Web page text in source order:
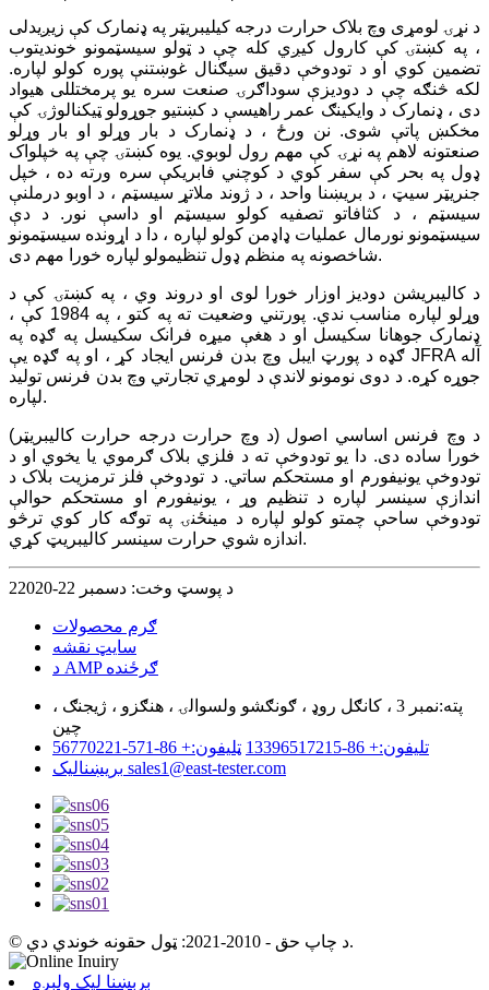
د نړۍ لومړی وچ بلاک حرارت درجه کیلیبریټر په ډنمارک کې زیږیدلی
، په کښتۍ کې کارول کیږي کله چې د ټولو سیسټمونو خوندیتوب
تضمین کوي ​​او د تودوخې دقیق سیګنال غوښتنې پوره کولو لپاره.
لکه څنګه چې د دودیزې سوداګرۍ صنعت سره یو پرمختللی هیواد
دی ، ډنمارک د وایکینګ عمر راهیسې د کښتیو جوړولو ټیکنالوژۍ کې
مخکښ پاتې شوی. نن ورځ ، د ډنمارک د بار وړلو او بار وړلو
صنعتونه لاهم په نړۍ کې مهم رول لوبوي. یوه کښتۍ چې په خپلواک
ډول په بحر کې سفر کوي د کوچني فابریکې سره ورته ده ، خپل
جنریټر سیټ ، د بریښنا واحد ، د ژوند ملاتړ سیسټم ، د اوبو درملنې
سیسټم ، د کثافاتو تصفیه کولو سیسټم او داسې نور. د دې
سیسټمونو نورمال عملیات ډاډمن کولو لپاره ، دا د اړونده سیسټمونو
شاخصونه په منظم ډول تنظیمولو لپاره خورا مهم دی.
د کالیبریشن دودیز اوزار خورا لوی او دروند وي ، په کښتۍ کې د
وړلو لپاره مناسب ندي. پورتني وضعیت ته په کتو ، په 1984 کې ،
ډنمارک جوهانا سکیسل او د هغې میړه فرانک سکیسل په ګډه په
ګډه د پورټ ایبل وچ بدن فرنس ایجاد کړ ، او په ګډه یې JFRA آله
جوړه کړه. د دوی نومونو لاندې د لومړي تجارتي وچ بدن فرنس تولید
لپاره.
د وچ فرنس اساسي اصول (د وچ حرارت درجه حرارت کالیبریټر)
خورا ساده دی. دا یو تودوخې ته د فلزي بلاک ګرموي یا یخوي او د
تودوخې یونیفورم او مستحکم ساتي. د تودوخې فلز ترمزیت بلاک د
اندازې سینسر لپاره د تنظیم وړ ، یونیفورم او مستحکم حوالې
تودوخې ساحې چمتو کولو لپاره د مینځنۍ په توګه کار کوي ترڅو
اندازه شوي حرارت سینسر کالیبریټ کړي.
د پوسټ وخت: دسمبر 22-22020
ګرم محصولات
سایټ نقشه
د AMP ګرځنده
پته:
نمبر 3 ، کانګل روډ ، ګونګشو ولسوالۍ ، هنګزو ، ژیجنګ ،
چین
تلیفون:+ 86-13396517215 ټلیفون:+ 86-571-56770221
sales1@east-tester.com
© د چاپ حق - 2010-2021: ټول حقونه خوندي دي.
برېښنا لیک ولېږه